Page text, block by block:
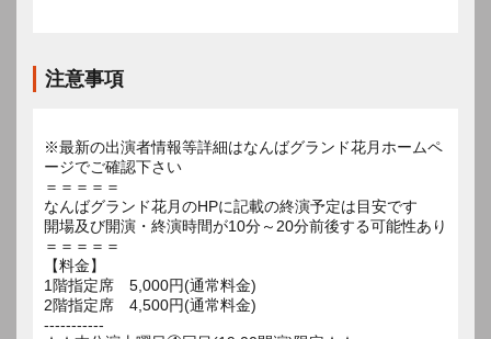
注意事項
※最新の出演者情報等詳細はなんばグランド花月ホームペ
ージでご確認下さい
＝＝＝＝＝
なんばグランド花月のHPに記載の終演予定は目安です
開場及び開演・終演時間が10分～20分前後する可能性あり
＝＝＝＝＝
【料金】
1階指定席 5,000円(通常料金)
2階指定席 4,500円(通常料金)
-----------